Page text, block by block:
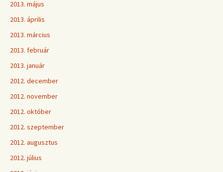
2013. május
2013. április
2013. március
2013. február
2013. január
2012. december
2012. november
2012. október
2012. szeptember
2012. augusztus
2012. július